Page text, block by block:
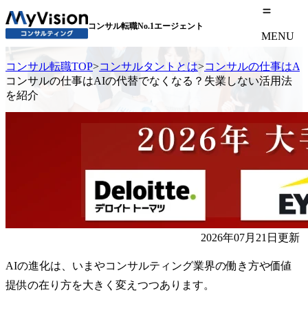
コンサル転職No.1エージェント
MENU
コンサル転職TOP>コンサルタントとは>コンサルの仕事は
コンサルの仕事はAIの代替でなくなる？失業しない活用法
を紹介
2026年07月21日更新
AIの進化は、いまやコンサルティング業界の働き方や価値
提供の在り方を大きく変えつつあります。